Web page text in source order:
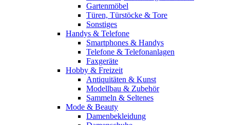
Gartenmöbel
Türen, Türstöcke & Tore
Sonstiges
Handys & Telefone
Smartphones & Handys
Telefone & Telefonanlagen
Faxgeräte
Hobby & Freizeit
Antiquitäten & Kunst
Modellbau & Zubehör
Sammeln & Seltenes
Mode & Beauty
Damenbekleidung